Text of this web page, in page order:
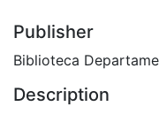
Publisher
Biblioteca
Description